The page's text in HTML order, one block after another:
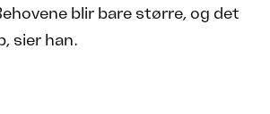
blir bare større, og det
sier han.